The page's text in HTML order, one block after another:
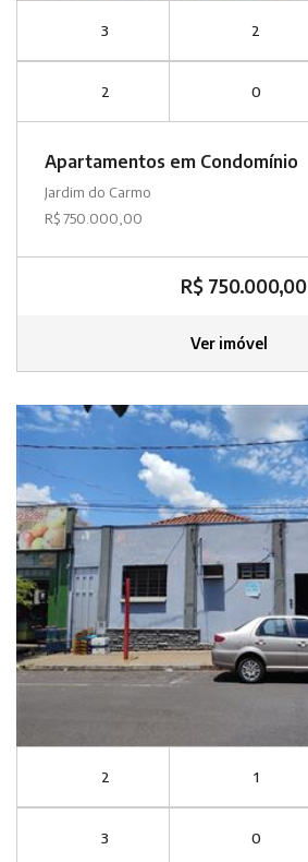
3 2
2 0
Apartamentos em Condomínio
Jardim do Carmo
R$ 750.000,00
R$ 750.000,00
Ver imóvel
2 1
3 0